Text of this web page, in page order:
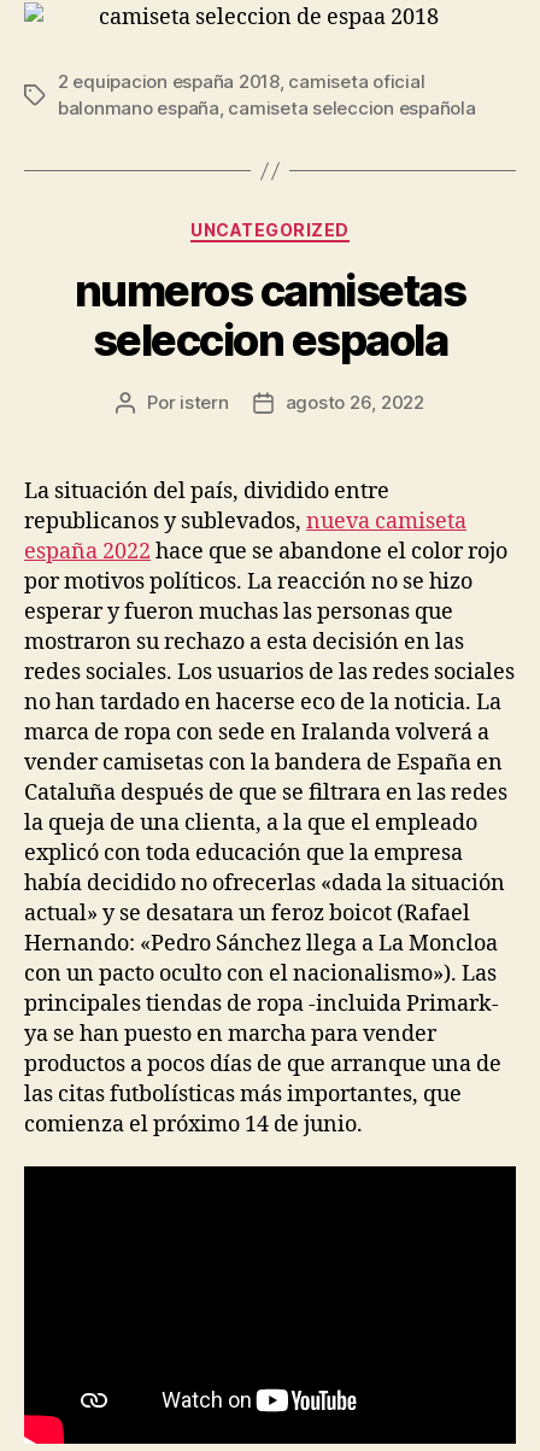
Etiquetas
2 equipacion españa 2018, camiseta oficial
balonmano españa, camiseta seleccion española
Categorías
UNCATEGORIZED
numeros camisetas
seleccion espaola
Autor
entrada
Por istern
Fecha
entrada
agosto 26, 2022
La situación del país, dividido entre
republicanos y sublevados, nueva camiseta
españa 2022 hace que se abandone el color rojo
por motivos políticos. La reacción no se hizo
esperar y fueron muchas las personas que
mostraron su rechazo a esta decisión en las
redes sociales. Los usuarios de las redes sociales
no han tardado en hacerse eco de la noticia. La
marca de ropa con sede en Iralanda volverá a
vender camisetas con la bandera de España en
Cataluña después de que se filtrara en las redes
la queja de una clienta, a la que el empleado
explicó con toda educación que la empresa
había decidido no ofrecerlas «dada la situación
actual» y se desatara un feroz boicot (Rafael
Hernando: «Pedro Sánchez llega a La Moncloa
con un pacto oculto con el nacionalismo»). Las
principales tiendas de ropa -incluida Primark-
ya se han puesto en marcha para vender
productos a pocos días de que arranque una de
las citas futbolísticas más importantes, que
comienza el próximo 14 de junio.